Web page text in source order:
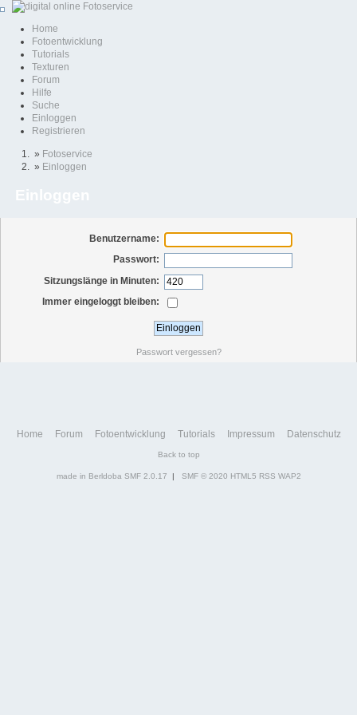
Home
Fotoentwicklung
Tutorials
Texturen
Forum
Hilfe
Suche
Einloggen
Registrieren
» Fotoservice
» Einloggen
Benutzername:
Passwort:
Sitzungslänge in Minuten:
Immer eingeloggt bleiben:
Passwort vergessen?
Home Forum Fotoentwicklung Tutorials Impressum Datenschutz
Back to top
made in Berldoba SMF 2.0.17 | SMF © 2020 HTML5 RSS WAP2